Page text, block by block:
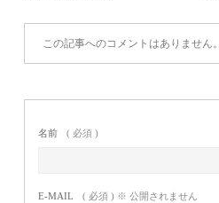
この記事へのコメントはありません。
名前 ( 必須 )
E-MAIL ( 必須 ) ※ 公開されません